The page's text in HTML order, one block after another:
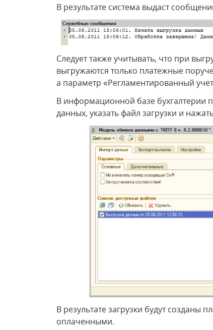
В результате система выдаст
Следует также учитывать, что при
выгружаются только платежные
а параметр «Регламентированный
В информационной базе бухгалтерии
данных, указать файл загрузки и
В результате загрузки будут созданы
оплаченными.